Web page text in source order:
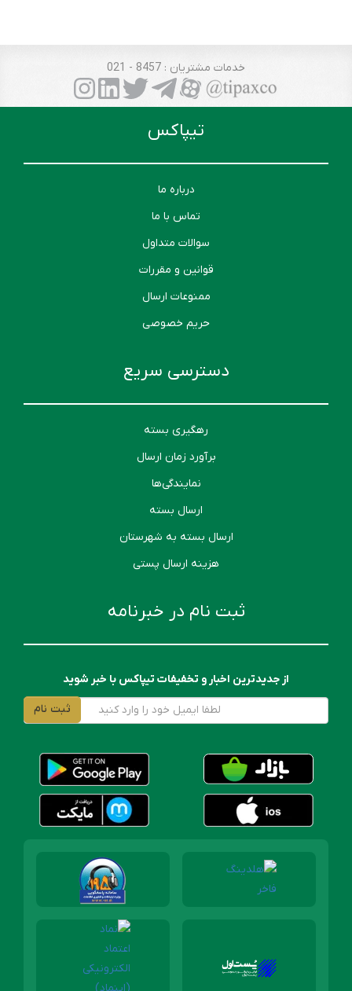
خدمات مشتریان : 8457 - 021
تیپاکس
درباره ما
تماس با ما
سوالات متداول
قوانین و مقررات
ممنوعات ارسال
حریم خصوصی
دسترسی سریع
رهگیری بسته
برآورد زمان ارسال
نمایندگی‌ها
ارسال بسته
ارسال بسته به شهرستان
هزینه ارسال پستی
ثبت نام در خبرنامه
از جدیدترین اخبار و تخفیفات تیپاکس با خبر شوید